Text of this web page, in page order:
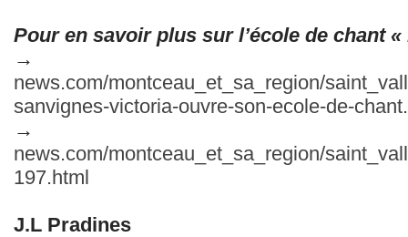
Pour en savoir plus sur l’école de chant «
news.com/montceau_et_sa_region/
sanvignes-victoria-ouvre-son-ecole-de-
news.com/montceau_et_sa_region/
197.html
J.L Pradines